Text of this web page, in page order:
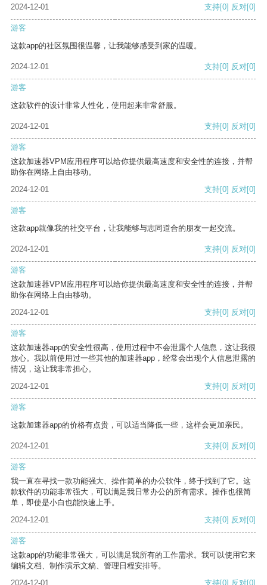
2024-12-01 支持[0] 反对[0]
游客
这款app的社区氛围很温馨，让我能够感受到家的温暖。
2024-12-01 支持[0] 反对[0]
游客
这款软件的设计非常人性化，使用起来非常舒服。
2024-12-01 支持[0] 反对[0]
游客
这款加速器VPM应用程序可以给你提供最高速度和安全性的连接，并帮
助你在网络上自由移动。
2024-12-01
支持[0] 反对[0]
游客
这款app就像我的社交平台，让我能够与志同道合的朋友一起交流。
2024-12-01 支持[0] 反对[0]
游客
这款加速器VPM应用程序可以给你提供最高速度和安全性的连接，并帮
助你在网络上自由移动。
2024-12-01
支持[0] 反对[0]
游客
这款加速器app的安全性很高，使用过程中不会泄露个人信息，这让我很
放心。我以前使用过一些其他的加速器app，经常会出现个人信息泄露的
情况，这让我非常担心。
2024-12-01
支持[0] 反对[0]
游客
这款加速器app的价格有点贵，可以适当降低一些，这样会更加亲民。
2024-12-01 支持[0] 反对[0]
游客
我一直在寻找一款功能强大、操作简单的办公软件，终于找到了它。这
款软件的功能非常强大，可以满足我日常办公的所有需求。操作也很简
单，即使是小白也能快速上手。
2024-12-01
支持[0] 反对[0]
游客
这款app的功能非常强大，可以满足我所有的工作需求。我可以使用它来
编辑文档、制作演示文稿、管理日程安排等。
2024-12-01
支持[0] 反对[0]